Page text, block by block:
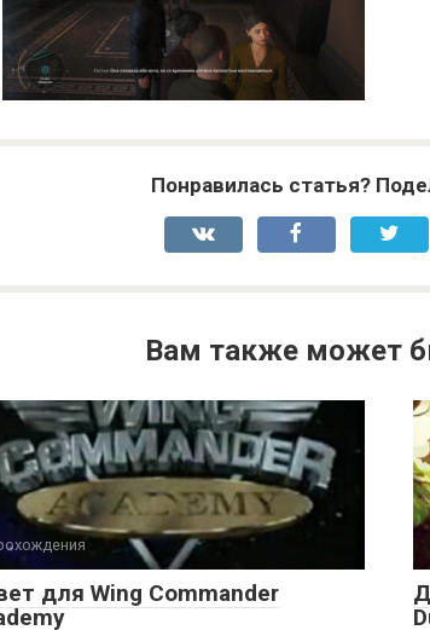
Понравилась статья?
Вам также может
для Wing Commander